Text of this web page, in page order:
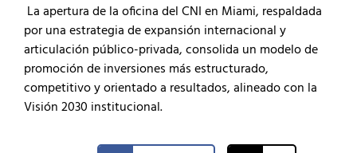
La apertura de la oficina del CNI en Miami, respaldada
por una estrategia de expansión internacional y
articulación público-privada, consolida un modelo de
promoción de inversiones más estructurado,
competitivo y orientado a resultados, alineado con la
Visión 2030 institucional.